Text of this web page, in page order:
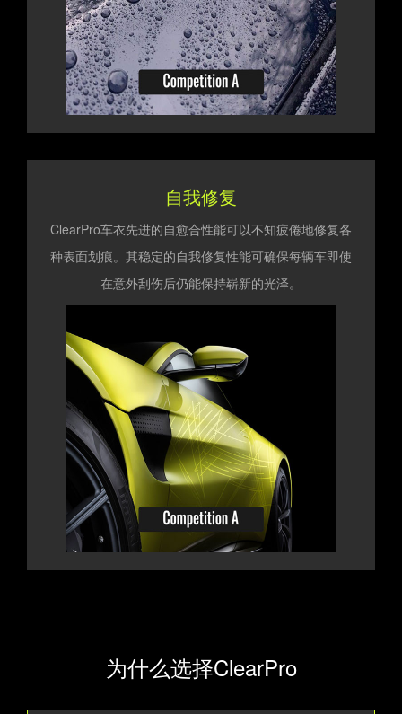
自我修复
ClearPro车衣先进的自愈合性能可以不知疲倦地修复各
种表面划痕。其稳定的自我修复性能可确保每辆车即使
在意外刮伤后仍能保持崭新的光泽。
为什么选择ClearPro